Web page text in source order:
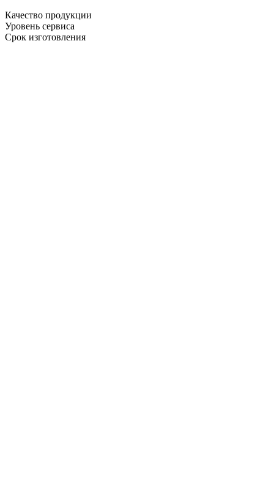
Качество продукции
Уровень сервиса
Срок изготовления